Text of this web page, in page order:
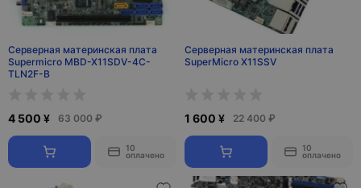
Серверная материнская плата
Supermicro MBD-X11SDV-4C-
TLN2F-B
4 500 ¥ 63 000 ₽
10
оплачено
Серверная материнская плата
SuperMicro X11SSV
1 600 ¥ 22 400 ₽
10
оплачено